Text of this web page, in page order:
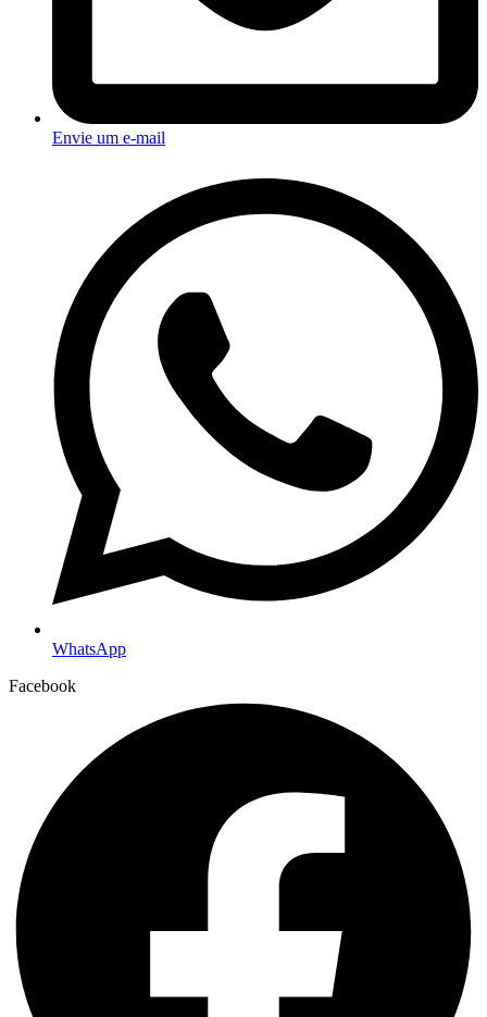
Envie um e-mail
WhatsApp
Facebook